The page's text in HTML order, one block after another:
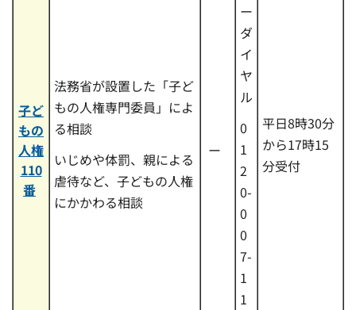
子ど
もの
人権
110
番
法務省が設置した「子ど
もの人権専門委員」によ
る相談
いじめや体罰、親による
虐待など、子どもの人権
にかかわる相談
ー
ー
ダ
イ
ヤ
ル
0
1
2
0-
0
0
7-
1
1
平日8時30分
から17時15
分受付